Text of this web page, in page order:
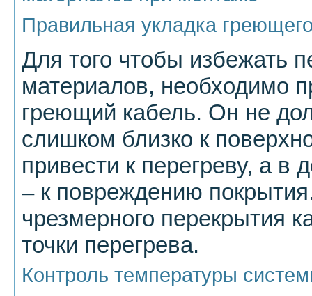
Правильная укладка
Для того чтобы избежать
материалов, необходимо
греющий кабель. Он не
слишком близко к
привести к перегреву, а в
– к повреждению
чрезмерного перекрытия
точки перегрева.
Контроль температуры